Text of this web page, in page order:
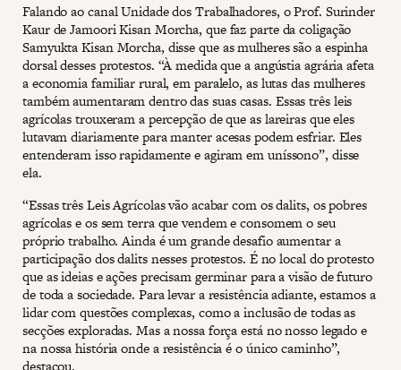
Falando ao canal Unidade dos Trabalhadores, o Prof. Surinder
Kaur de Jamoori Kisan Morcha, que faz parte da coligação
Samyukta Kisan Morcha, disse que as mulheres são a espinha
dorsal desses protestos. “À medida que a angústia agrária afeta
a economia familiar rural, em paralelo, as lutas das mulheres
também aumentaram dentro das suas casas. Essas três leis
agrícolas trouxeram a percepção de que as lareiras que eles
lutavam diariamente para manter acesas podem esfriar. Eles
entenderam isso rapidamente e agiram em uníssono”, disse
ela.
“Essas três Leis Agrícolas vão acabar com os dalits, os pobres
agrícolas e os sem terra que vendem e consomem o seu
próprio trabalho. Ainda é um grande desafio aumentar a
participação dos dalits nesses protestos. É no local do protesto
que as ideias e ações precisam germinar para a visão de futuro
de toda a sociedade. Para levar a resistência adiante, estamos a
lidar com questões complexas, como a inclusão de todas as
secções exploradas. Mas a nossa força está no nosso legado e
na nossa história onde a resistência é o único caminho”,
destacou.